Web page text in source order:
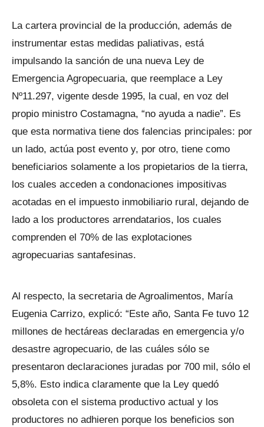
La cartera provincial de la producción, además de
instrumentar estas medidas paliativas, está
impulsando la sanción de una nueva Ley de
Emergencia Agropecuaria, que reemplace a Ley
Nº11.297, vigente desde 1995, la cual, en voz del
propio ministro Costamagna, “no ayuda a nadie”. Es
que esta normativa tiene dos falencias principales: por
un lado, actúa post evento y, por otro, tiene como
beneficiarios solamente a los propietarios de la tierra,
los cuales acceden a condonaciones impositivas
acotadas en el impuesto inmobiliario rural, dejando de
lado a los productores arrendatarios, los cuales
comprenden el 70% de las explotaciones
agropecuarias santafesinas.
Al respecto, la secretaria de Agroalimentos, María
Eugenia Carrizo, explicó: “Este año, Santa Fe tuvo 12
millones de hectáreas declaradas en emergencia y/o
desastre agropecuario, de las cuáles sólo se
presentaron declaraciones juradas por 700 mil, sólo el
5,8%. Esto indica claramente que la Ley quedó
obsoleta con el sistema productivo actual y los
productores no adhieren porque los beneficios son